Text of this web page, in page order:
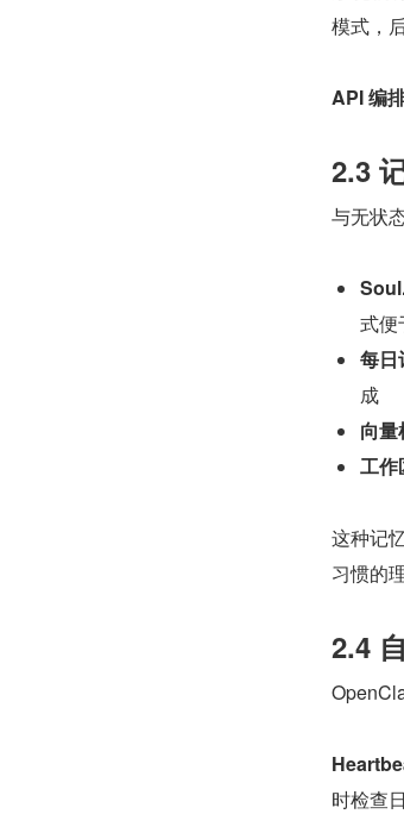
模式，
API 编
2.3
与无状
式便
每日
成
向量
工作
这种记
习惯的
2.4
时检查